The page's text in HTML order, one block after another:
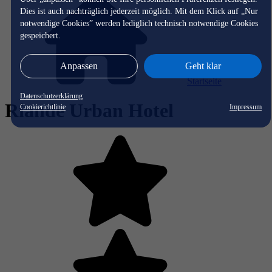
Dies ist auch nachträglich jederzeit möglich. Mit dem Klick auf „Nur
notwendige Cookies” werden lediglich technisch notwendige Cookies
gespeichert.
Anpassen Geht klar
Datenschutzerklärung
Cookierichtlinie
Impressum
Startseite
Riande Urban Hotel